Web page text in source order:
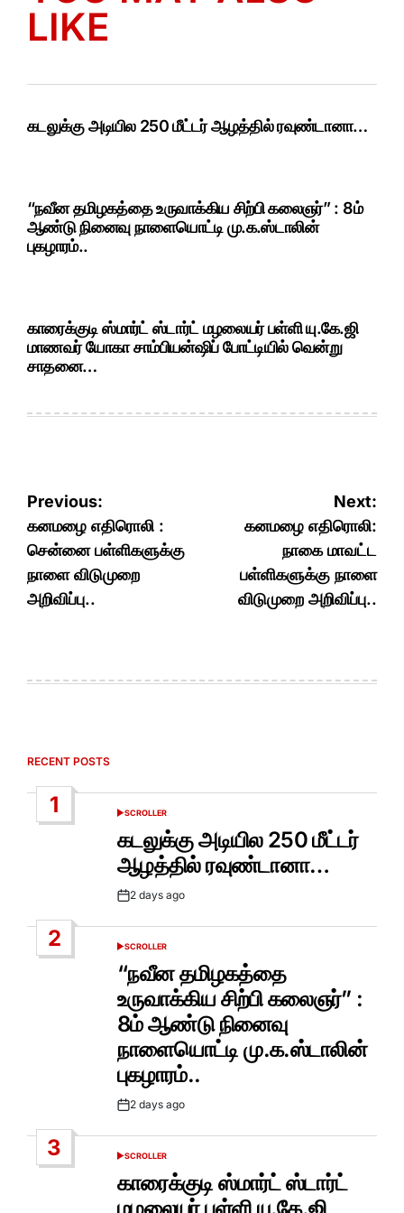
LIKE
கடலுக்கு அடியில 250 மீட்டர் ஆழத்தில் ரவுண்டானா…
“நவீன தமிழகத்தை உருவாக்கிய சிற்பி கலைஞர்” : 8ம்
ஆண்டு நினைவு நாளையொட்டி மு.க.ஸ்டாலின்
புகழாரம்..
காரைக்குடி ஸ்மார்ட் ஸ்டார்ட் மழலையர் பள்ளி யு.கே.ஜி
மாணவர் யோகா சாம்பியன்ஷிப் போட்டியில் வென்று
சாதனை…
Post
navigation
Previous:
கனமழை எதிரொலி :
சென்னை பள்ளிகளுக்கு
நாளை விடுமுறை
அறிவிப்பு..
Next:
கனமழை எதிரொலி:
நாகை மாவட்ட
பள்ளிகளுக்கு நாளை
விடுமுறை அறிவிப்பு..
RECENT POSTS
1
POSTED
SCROLLER
கடலுக்கு அடியில 250 மீட்டர்
ஆழத்தில் ரவுண்டானா…
Post2 days ago
2
POSTED
SCROLLER
“நவீன தமிழகத்தை
உருவாக்கிய சிற்பி கலைஞர்” :
8ம் ஆண்டு நினைவு
நாளையொட்டி மு.க.ஸ்டாலின்
புகழாரம்..
Post2 days ago
3
POSTED
SCROLLER
காரைக்குடி ஸ்மார்ட் ஸ்டார்ட்